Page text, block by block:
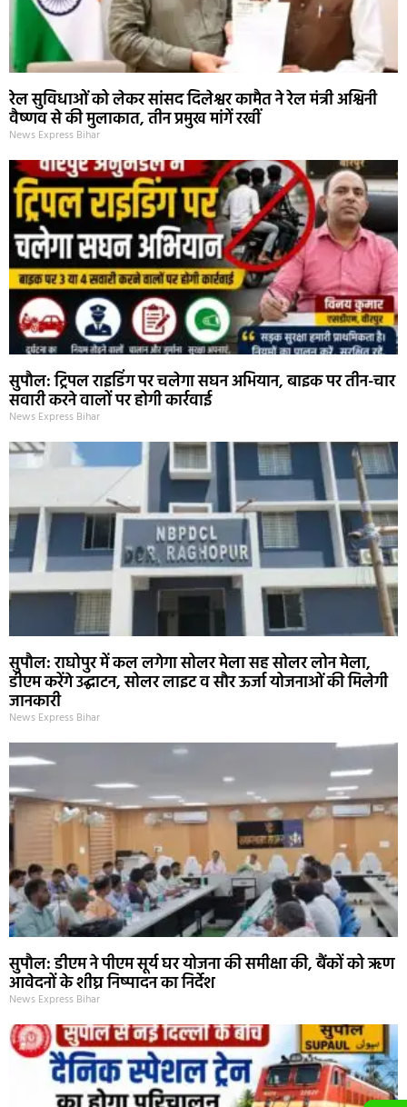
रेल सुविधाओं को लेकर सांसद दिलेश्वर कामैत ने रेल मंत्री अश्विनी
वैष्णव से की मुलाकात, तीन प्रमुख मांगें रखीं
News Express Bihar
सुपौल: ट्रिपल राइडिंग पर चलेगा सघन अभियान, बाइक पर तीन-चार
सवारी करने वालों पर होगी कार्रवाई
News Express Bihar
सुपौल: राघोपुर में कल लगेगा सोलर मेला सह सोलर लोन मेला,
डीएम करेंगे उद्घाटन, सोलर लाइट व सौर ऊर्जा योजनाओं की मिलेगी
जानकारी
News Express Bihar
सुपौल: डीएम ने पीएम सूर्य घर योजना की समीक्षा की, बैंकों को ऋण
आवेदनों के शीघ्र निष्पादन का निर्देश
News Express Bihar